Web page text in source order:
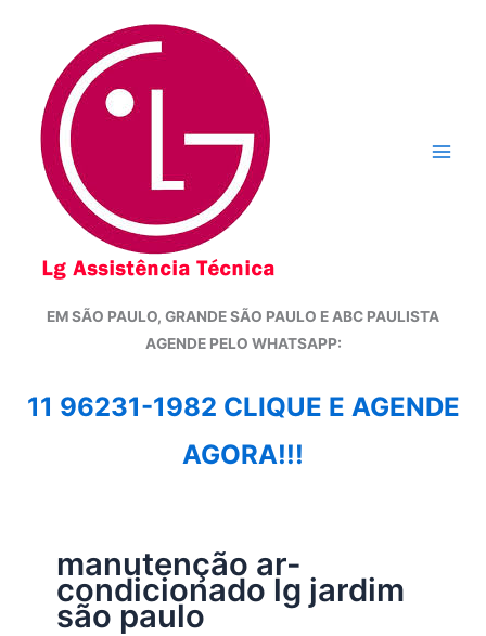
conteúdo
EM SÃO PAULO, GRANDE SÃO PAULO E ABC PAULISTA
AGENDE PELO WHATSAPP:
11 96231-1982 CLIQUE E AGENDE
AGORA!!!
manutenção ar-
condicionado lg jardim
são paulo